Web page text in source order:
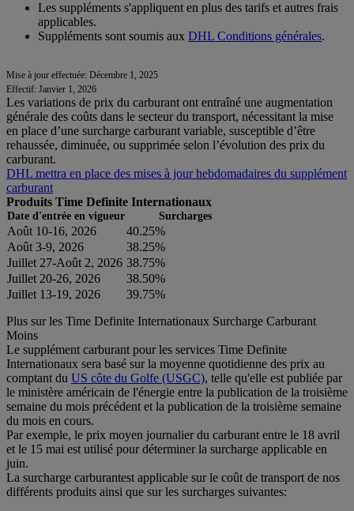
Les suppléments s'appliquent en plus des tarifs et autres frais
applicables.
Suppléments sont soumis aux DHL Conditions générales.
Mise à jour effectuée: Décembre 1, 2025
Effectif: Janvier 1, 2026
Les variations de prix du carburant ont entraîné une augmentation
générale des coûts dans le secteur du transport, nécessitant la mise
en place d’une surcharge carburant variable, susceptible d’être
rehaussée, diminuée, ou supprimée selon l’évolution des prix du
carburant.
DHL mettra en place des mises à jour hebdomadaires du supplément
carburant
Produits Time Definite Internationaux
Date d'entrée en vigueur Surcharges
Août 10-16, 2026
40.25%
Août 3-9, 2026
38.25%
Juillet 27-Août 2, 2026 38.75%
Juillet 20-26, 2026
38.50%
Juillet 13-19, 2026
39.75%
Plus sur les Time Definite Internationaux Surcharge Carburant
Moins
Le supplément carburant pour les services Time Definite
Internationaux sera basé sur la moyenne quotidienne des prix au
comptant du US côte du Golfe (USGC), telle qu'elle est publiée par
le ministère américain de l'énergie entre la publication de la troisième
semaine du mois précédent et la publication de la troisième semaine
du mois en cours.
Par exemple, le prix moyen journalier du carburant entre le 18 avril
et le 15 mai est utilisé pour déterminer la surcharge applicable en
juin.
La surcharge carburantest applicable sur le coût de transport de nos
différents produits ainsi que sur les surcharges suivantes: